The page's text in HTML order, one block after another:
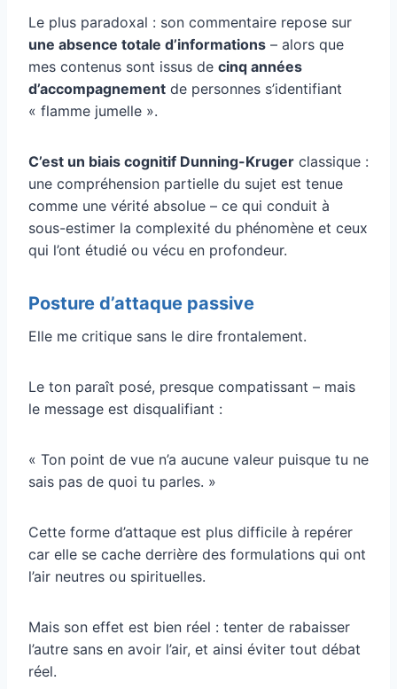
Le plus paradoxal : son commentaire repose sur
une absence totale d’informations – alors que
mes contenus sont issus de cinq années
d’accompagnement de personnes s’identifiant
« flamme jumelle ».
C’est un biais cognitif Dunning-Kruger classique :
une compréhension partielle du sujet est tenue
comme une vérité absolue – ce qui conduit à
sous-estimer la complexité du phénomène et ceux
qui l’ont étudié ou vécu en profondeur.
Posture d’attaque passive
Elle me critique sans le dire frontalement.
Le ton paraît posé, presque compatissant – mais
le message est disqualifiant :
« Ton point de vue n’a aucune valeur puisque tu ne
sais pas de quoi tu parles. »
Cette forme d’attaque est plus difficile à repérer
car elle se cache derrière des formulations qui ont
l’air neutres ou spirituelles.
Mais son effet est bien réel : tenter de rabaisser
l’autre sans en avoir l’air, et ainsi éviter tout débat
réel.